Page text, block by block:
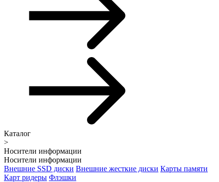
Каталог
>
Носители информации
Носители информации
Внешние SSD диски Внешние жесткие диски Карты памяти
Карт ридеры Флэшки